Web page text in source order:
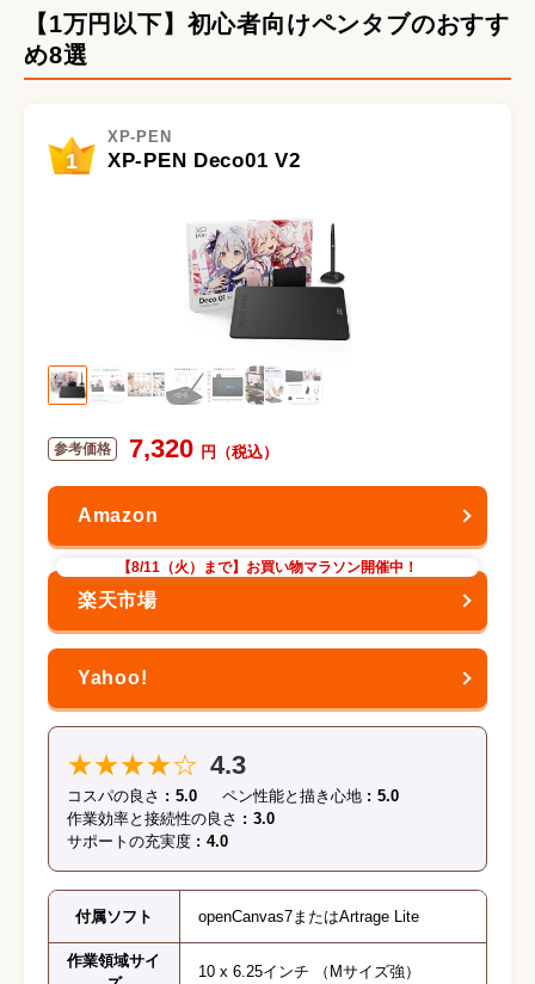
【1万円以下】初心者向けペンタブのおすす
め8選
1
XP-PEN
XP-PEN Deco01 V2
7,320
【8/11（火）まで】お買い物マラソン開催中！
★★★★☆ 4.3
コスパの良さ 5.0 ペン性能と描き心地
5.0
作業効率と接続性の良さ
3.0
サポートの充実度
4.0
付属ソフト openCanvas7またはArtrage Lite
作業領域サイ
10 x 6.25インチ （Mサイズ強）